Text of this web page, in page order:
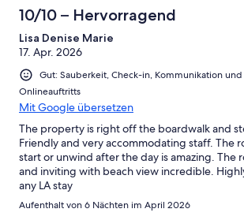
10/10 – Hervorragend
Lisa Denise Marie
17. Apr. 2026
Gut: Sauberkeit, Check-in, Kommunikation
Onlineauftritts
Mit Google übersetzen
The property is right off the boardwalk and
Friendly and very accommodating staff. The
start or unwind after the day is amazing. The
and inviting with beach view incredible.
any LA stay
Aufenthalt von 6 Nächten im April 2026